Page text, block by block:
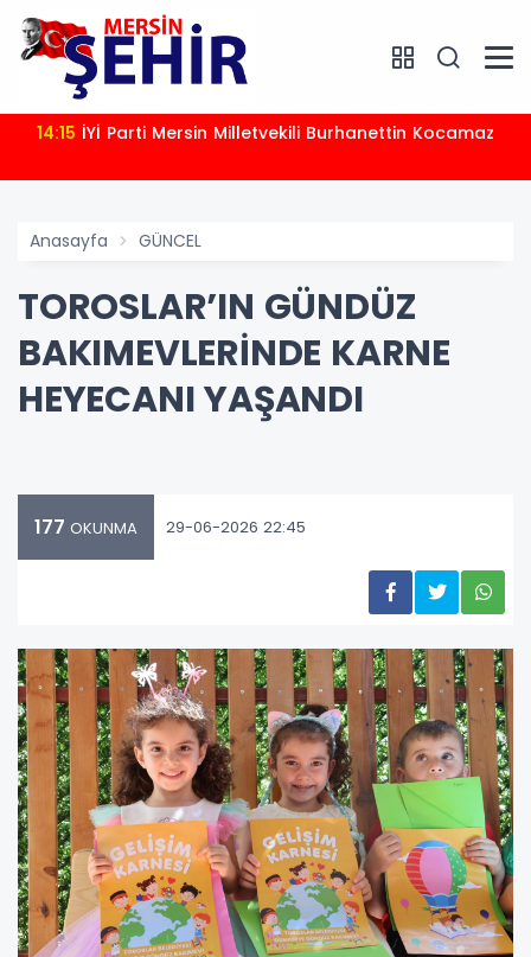
14:15 İYİ Parti Mersin Milletvekili Burhanettin Kocamaz
Anasayfa GÜNCEL
TOROSLAR’IN GÜNDÜZ
BAKIMEVLERİNDE KARNE
HEYECANI YAŞANDI
177 OKUNMA 29-06-2026 22:45